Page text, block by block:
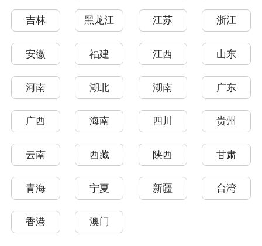
吉林 黑龙江 江苏 浙江
安徽 福建 江西 山东
河南 湖北 湖南 广东
广西 海南 四川 贵州
云南 西藏 陕西 甘肃
青海 宁夏 新疆 台湾
香港 澳门